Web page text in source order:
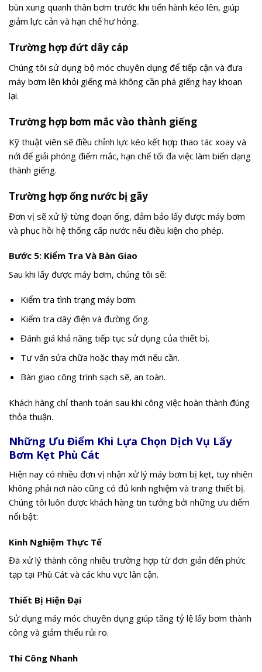
bùn xung quanh thân bơm trước khi tiến hành kéo lên, giúp
giảm lực cản và hạn chế hư hỏng.
Trường hợp đứt dây cáp
Chúng tôi sử dụng bộ móc chuyên dụng để tiếp cận và đưa
máy bơm lên khỏi giếng mà không cần phá giếng hay khoan
lại.
Trường hợp bơm mắc vào thành giếng
Kỹ thuật viên sẽ điều chỉnh lực kéo kết hợp thao tác xoay và
nới để giải phóng điểm mắc, hạn chế tối đa việc làm biến dạng
thành giếng.
Trường hợp ống nước bị gãy
Đơn vị sẽ xử lý từng đoạn ống, đảm bảo lấy được máy bơm
và phục hồi hệ thống cấp nước nếu điều kiện cho phép.
Bước 5: Kiểm Tra Và Bàn Giao
Sau khi lấy được máy bơm, chúng tôi sẽ:
Kiểm tra tình trạng máy bơm.
Kiểm tra dây điện và đường ống.
Đánh giá khả năng tiếp tục sử dụng của thiết bị.
Tư vấn sửa chữa hoặc thay mới nếu cần.
Bàn giao công trình sạch sẽ, an toàn.
Khách hàng chỉ thanh toán sau khi công việc hoàn thành đúng
thỏa thuận.
Những Ưu Điểm Khi Lựa Chọn Dịch Vụ Lấy
Bơm Kẹt Phù Cát
Hiện nay có nhiều đơn vị nhận xử lý máy bơm bị kẹt, tuy nhiên
không phải nơi nào cũng có đủ kinh nghiệm và trang thiết bị.
Chúng tôi luôn được khách hàng tin tưởng bởi những ưu điểm
nổi bật:
Kinh Nghiệm Thực Tế
Đã xử lý thành công nhiều trường hợp từ đơn giản đến phức
tạp tại Phù Cát và các khu vực lân cận.
Thiết Bị Hiện Đại
Sử dụng máy móc chuyên dụng giúp tăng tỷ lệ lấy bơm thành
công và giảm thiểu rủi ro.
Thi Công Nhanh